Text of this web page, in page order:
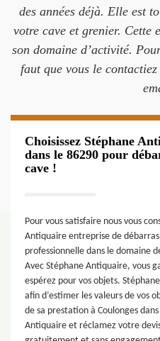
des années déjà. Elle est
votre cave et grenier. Cette
son domaine d’activité.
faut que vous le
Choisissez Stéphane
dans le 86290 pour
cave !
Pour vous satisfaire nous vous
Antiquaire entreprise de
professionnelle dans le domaine
Avec Stéphane Antiquaire, vous
espérez pour vos objets.
afin d’estimer les valeurs de vos
de sa prestation à Coulonges
Antiquaire et réclamez votre